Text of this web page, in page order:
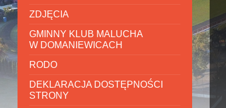
ZDJĘCIA
GMINNY KLUB MALUCHA
W DOMANIEWICACH
RODO
DEKLARACJA DOSTĘPNOŚCI
STRONY